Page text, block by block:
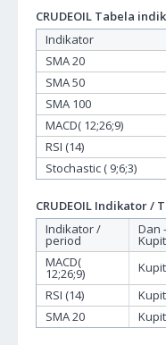
CRUDEOIL Tabela
Indikator
SMA 20
SMA 50
SMA 100
MACD( 12;26;9)
RSI (14)
Stochastic ( 9;6;3)
CRUDEOIL Indikator /
Indikator /
period
Dan -
MACD(
12;26;9)
RSI (14)
SMA 20